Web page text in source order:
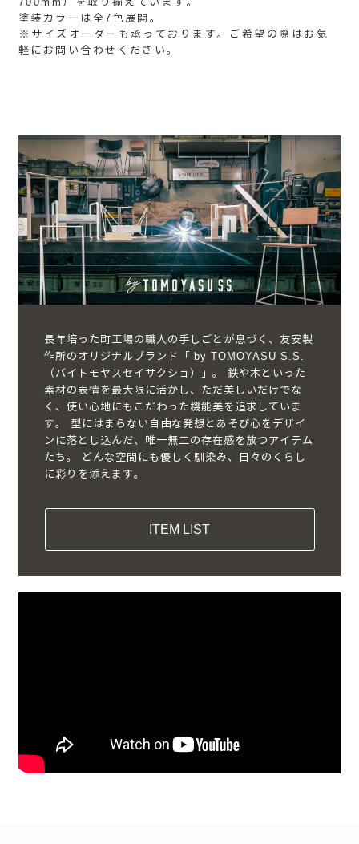
塗装カラーは全7色展開。
※サイズオーダーも承っております。ご希望の際はお気
軽にお問い合わせください。
長年培った町工場の職人の手しごとが息づく、友安製
作所のオリジナルブランド「 by TOMOYASU S.S.
（バイトモヤスセイサクショ）」。 鉄や木といった
素材の表情を最大限に活かし、ただ美しいだけでな
く、使い心地にもこだわった機能美を追求していま
す。 型にはまらない自由な発想とあそび心をデザイ
ンに落とし込んだ、唯一無二の存在感を放つアイテム
たち。 どんな空間にも優しく馴染み、日々のくらし
に彩りを添えます。
ITEM LIST